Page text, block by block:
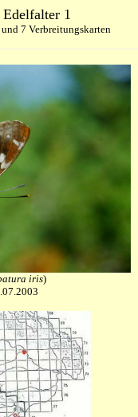
Edelfalter 1
7 Verbreitungskarten
iris)